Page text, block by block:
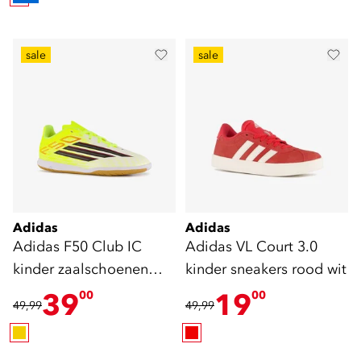
sale
Adidas
Adidas F50 Club IC
kinder zaalschoenen
49,993900
sale
Adidas
Adidas VL Court 3.0
kinder sneakers rood wit
49,991900